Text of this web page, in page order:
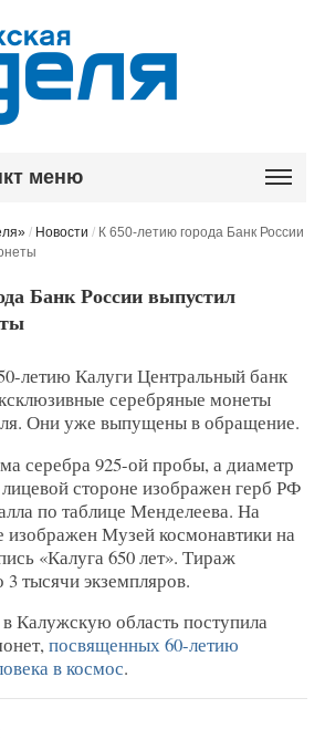
меню
/ Новости / К 650-летию города Банк России
Банк России выпустил
летию Калуги Центральный банк
серебряные монеты
Они уже выпущены в обращение.
серебра 925-ой пробы, а диаметр
стороне изображен герб РФ
по таблице Менделеева. На
изображен Музей космонавтики на
«Калуга 650 лет». Тираж
тысячи экземпляров.
Калужскую область поступила
посвященных 60-летию
в космос.